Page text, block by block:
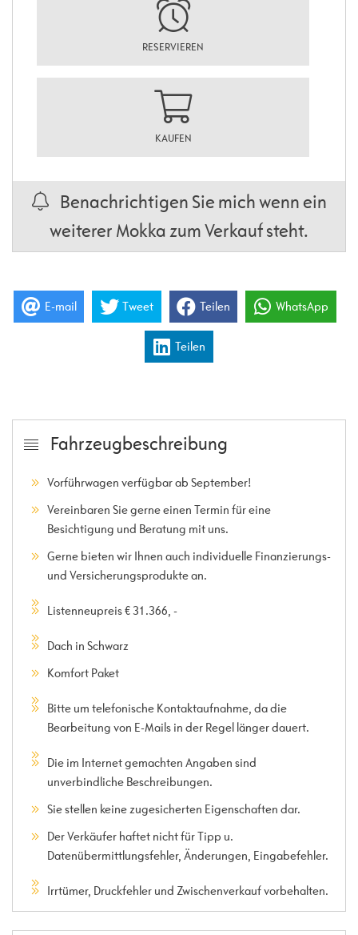
RESERVIEREN
KAUFEN
Benachrichtigen Sie mich wenn ein
weiterer Mokka zum Verkauf steht.
E-mail Tweet Teilen WhatsApp
Teilen
Fahrzeugbeschreibung
Vorführwagen verfügbar ab September!
Vereinbaren Sie gerne einen Termin für eine
Besichtigung und Beratung mit uns.
Gerne bieten wir Ihnen auch individuelle Finanzierungs-
und Versicherungsprodukte an.
Listenneupreis € 31.366, -
Dach in Schwarz
Komfort Paket
Bitte um telefonische Kontaktaufnahme, da die
Bearbeitung von E-Mails in der Regel länger dauert.
Die im Internet gemachten Angaben sind
unverbindliche Beschreibungen.
Sie stellen keine zugesicherten Eigenschaften dar.
Der Verkäufer haftet nicht für Tipp u.
Datenübermittlungsfehler, Änderungen, Eingabefehler.
Irrtümer, Druckfehler und Zwischenverkauf vorbehalten.